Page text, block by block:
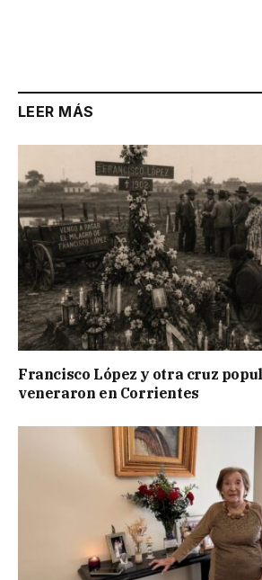
LEER MÁS
Francisco López y otra cruz
veneraron en Corrientes